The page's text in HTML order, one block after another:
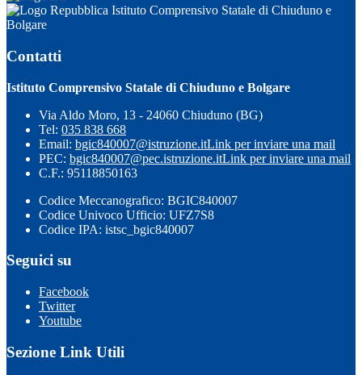
Istituto Comprensivo Statale di Chiuduno e
Bolgare
Contatti
Istituto Comprensivo Statale di Chiuduno e Bolgare
Via Aldo Moro, 13 - 24060 Chiuduno (BG)
Tel: 035 838 668
Email: bgic840007@istruzione.itLink per inviare una mail
PEC: bgic840007@pec.istruzione.itLink per inviare una mail
C.F.: 95118850163
Codice Meccanografico: BGIC840007
Codice Univoco Ufficio: UFZ7S8
Codice IPA: istsc_bgic840007
Seguici su
Facebook
Twitter
Youtube
Sezione Link Utili